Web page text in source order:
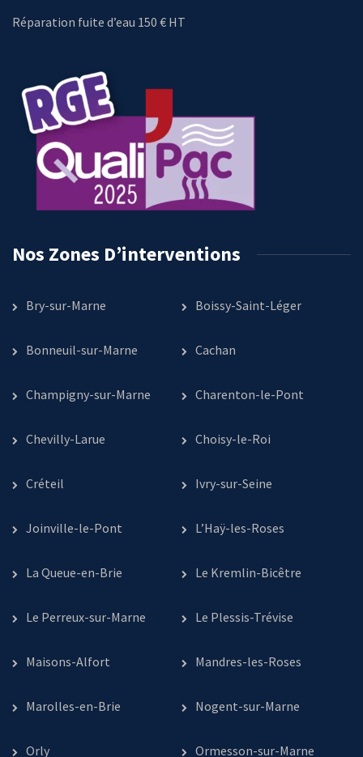
Réparation fuite d’eau 150 € HT
Nos Zones D’interventions
Bry-sur-Marne Boissy-Saint-Léger
Bonneuil-sur-Marne Cachan
Champigny-sur-Marne Charenton-le-Pont
Chevilly-Larue Choisy-le-Roi
Créteil Ivry-sur-Seine
Joinville-le-Pont L’Haÿ-les-Roses
La Queue-en-Brie Le Kremlin-Bicêtre
Le Perreux-sur-Marne Le Plessis-Trévise
Maisons-Alfort Mandres-les-Roses
Marolles-en-Brie Nogent-sur-Marne
Orly Ormesson-sur-Marne